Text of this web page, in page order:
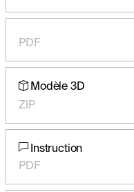
PDF
Modèle 3D
ZIP
Instruction
PDF